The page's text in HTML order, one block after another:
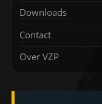
Downloads
Contact
Over VZP